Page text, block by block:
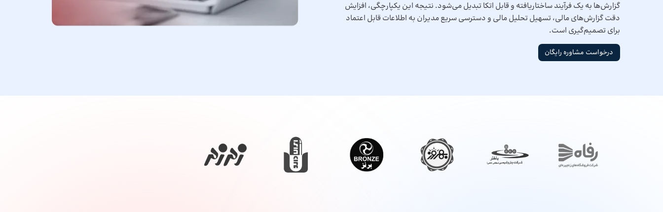
گزارش‌ها به یک فرآیند ساختاریافته و قابل اتکا تبدیل می‌شود. نتیجه این یکپارچگی، افزایش
دقت گزارش‌های مالی، تسهیل تحلیل مالی و دسترسی سریع مدیران به اطلاعات قابل اعتماد
برای تصمیم‌گیری است.
درخواست مشاوره رایگان